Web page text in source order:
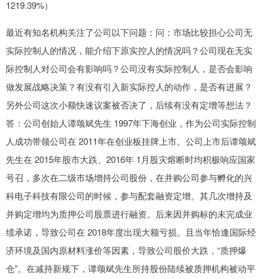
1219.39%）
最近有知名机构关注了公司以下问题：问：市场比较担心公司无
实际控制人的情况，能介绍下原实控人的情况吗？公司现在无实
际控制人对公司会有影响吗？公司没有实际控制人，是否会影响
做发展战略决策？有没有引入新实际控人的动作，是否有进展？
另外公司这次小额快速议案被否决了，后续有没有定增等想法？
答：公司创始人谭颂斌先生 1997年下海创业，作为公司实际控制
人成功带领公司在 2011年在创业板挂牌上市。公司上市后谭颂斌
先生在 2015年股市大跌、2016年 1月股灾熔断时均积极响应国家
号召，多次在二级市场增持公司股份，在并购公司参与孵化的兴
科电子科技有限公司的时候，参与配套融资定增。其几次增持及
并购定增均为质押公司股票进行融资。后来因并购标的未完成业
绩承诺，导致公司在 2018年度出现大额亏损。且当年恰逢国际经
济环境及国内原材料涨价等因素，导致公司股价大跌，“质押爆
仓”。在减持新规下，谭颂斌先生所持股份陆续被质押机构被动平